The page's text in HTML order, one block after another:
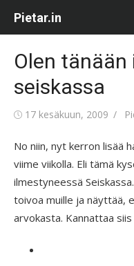
Pietar.in
Olen
seiskassa
Posted
17 kesäkuun, 2009
No niin, nyt kerron lisää
viime viikolla. Eli tämä
ilmestyneessä
toivoa muille ja näyttää,
arvokasta. Kannattaa siis